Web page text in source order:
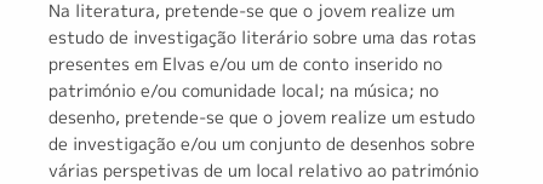
Na literatura, pretende-se que o jovem realize um
estudo de investigação literário sobre uma das rotas
presentes em Elvas e/ou um de conto inserido no
património e/ou comunidade local; na música; no
desenho, pretende-se que o jovem realize um estudo
de investigação e/ou um conjunto de desenhos sobre
várias perspetivas de um local relativo ao património